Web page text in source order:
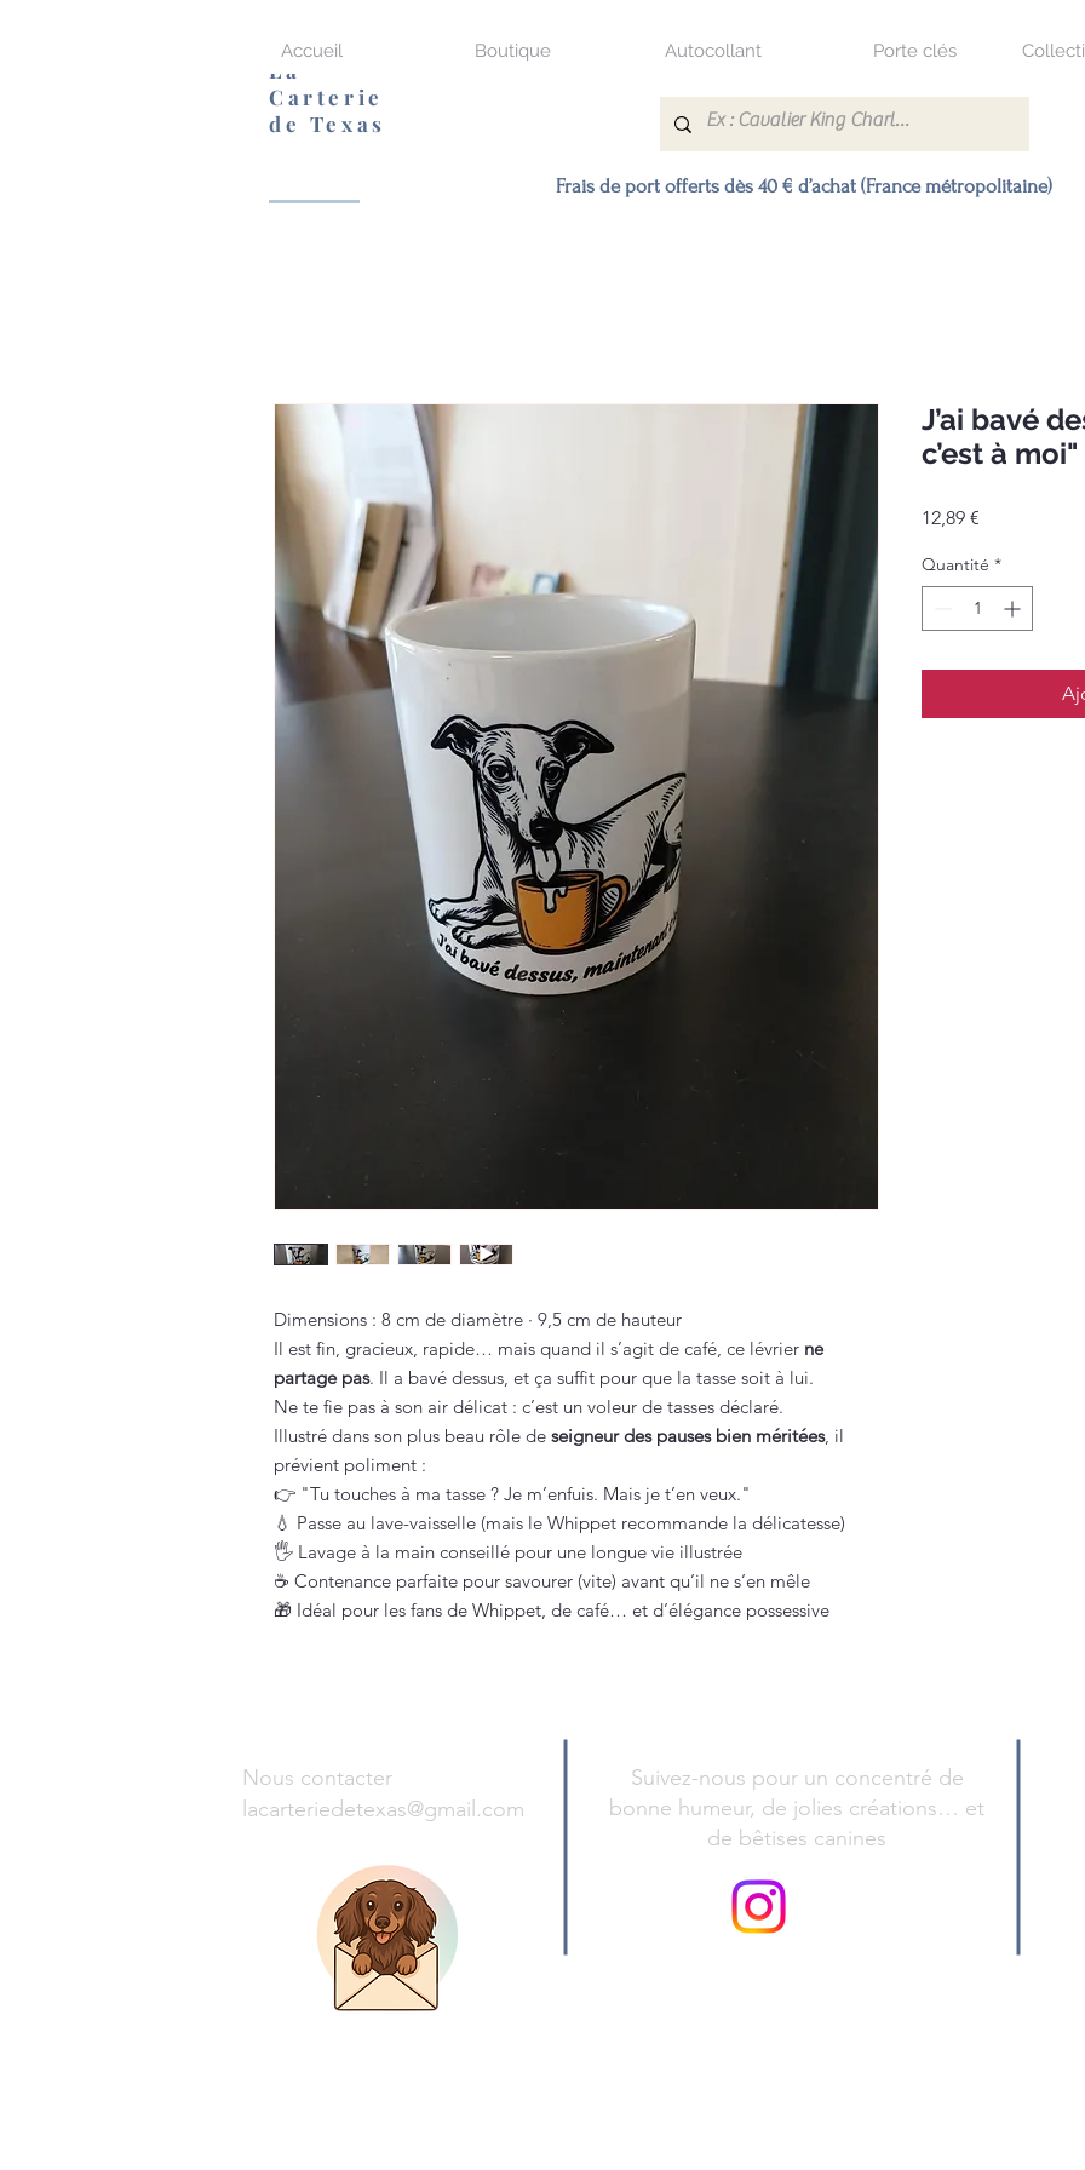
La
Carterie
de Texas
Accueil Boutique Autocollant Porte clés
Frais de port offerts dès 40 € d’achat (France métropolitaine)
Dimensions : 8 cm de diamètre · 9,5 cm de hauteur
Il est fin, gracieux, rapide… mais quand il s’agit de café, ce lévrier ne
partage pas. Il a bavé dessus, et ça suffit pour que la tasse soit à lui.
Ne te fie pas à son air délicat : c’est un voleur de tasses déclaré.
Illustré dans son plus beau rôle de seigneur des pauses bien méritées, il
prévient poliment :
👉 "Tu touches à ma tasse ? Je m’enfuis. Mais je t’en veux."
💧 Passe au lave-vaisselle (mais le Whippet recommande la délicatesse)
🖐️ Lavage à la main conseillé pour une longue vie illustrée
☕ Contenance parfaite pour savourer (vite) avant qu’il ne s’en mêle
🎁 Idéal pour les fans de Whippet, de café… et d’élégance possessive
J’ai bavé
c’est à
12,89 €
Quantité *
Nous contacter
lacarteriedetexas@gmail.com
Suivez-nous pour un concentré de
bonne humeur, de jolies créations… et
de bêtises canines